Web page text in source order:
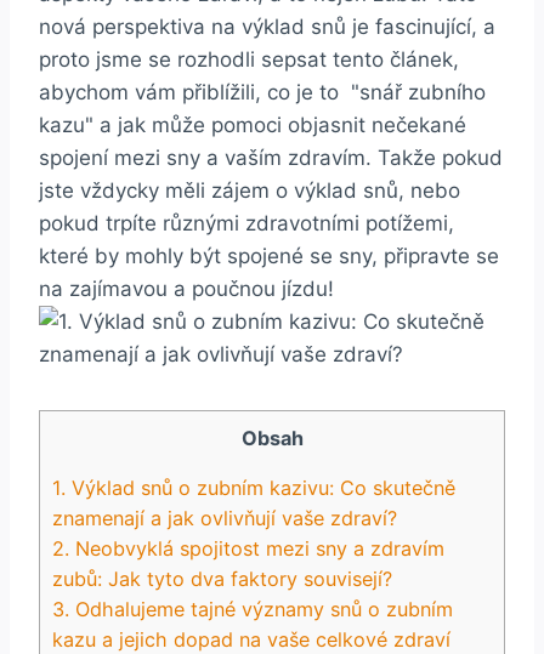
nová perspektiva ⁤na výklad snů ​je fascinující, ‍a
proto jsme se rozhodli sepsat tento ⁤článek,
abychom ‌vám přiblížili, co ⁣je to ​ "snář zubního
⁣kazu" a⁤ jak může pomoci objasnit nečekané
spojení mezi sny ‌a vaším zdravím.⁣ Takže pokud
jste vždycky měli zájem o výklad snů, nebo
pokud trpíte různými zdravotními potížemi,
které by ⁤mohly být‌ spojené se sny, připravte se
na zajímavou a​ poučnou jízdu!
Obsah
1. Výklad⁣ snů o zubním kazivu: Co skutečně
znamenají a jak ovlivňují ⁢vaše ‌zdraví?
2. ​Neobvyklá spojitost mezi sny a zdravím
zubů: Jak tyto ⁤dva faktory souvisejí?
3.⁤ Odhalujeme tajné ⁤významy snů o zubním
kazu⁢ a​ jejich dopad na⁢ vaše celkové‌ zdraví